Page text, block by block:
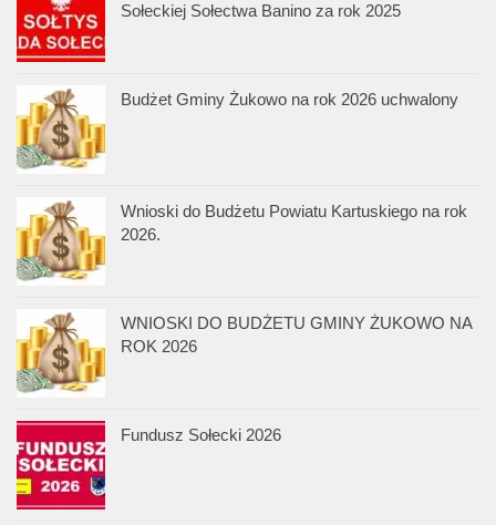
Sołeckiej Sołectwa Banino za rok 2025
Budżet Gminy Żukowo na rok 2026 uchwalony
Wnioski do Budżetu Powiatu Kartuskiego na rok
2026.
WNIOSKI DO BUDŻETU GMINY ŻUKOWO NA
ROK 2026
Fundusz Sołecki 2026